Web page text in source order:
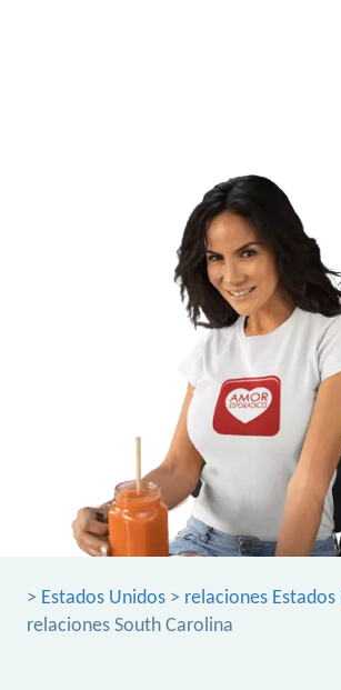
> Estados Unidos > relaciones Estados
relaciones South Carolina